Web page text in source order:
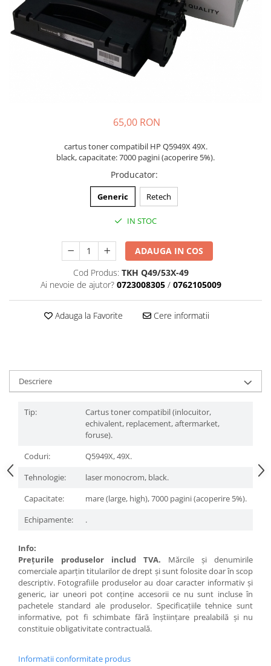
65,00 RON
cartus toner compatibil HP Q5949X 49X.
black, capacitate: 7000 pagini (acoperire 5%).
Producator:
Generic Retech
IN STOC
ADAUGA IN COS
Cod Produs: TKH Q49/53X-49
Ai nevoie de ajutor? 0723008305 / 0762105009
Adauga la Favorite Cere informatii
Descriere
Tip:
Cartus toner compatibil (inlocuitor,
echivalent, replacement, aftermarket,
foruse).
Coduri:
Q5949X, 49X.
Tehnologie:
laser monocrom, black.
Capacitate:
mare (large, high), 7000 pagini (acoperire 5%).
Echipamente:
.
Info:
Preţurile produselor includ TVA. Mărcile şi denumirile
comerciale aparţin titularilor de drept şi sunt folosite doar în scop
descriptiv. Fotografiile produselor au doar caracter informativ şi
generic, iar uneori pot conţine accesorii ce nu sunt incluse în
pachetele standard ale produselor. Specificaţiile tehnice sunt
informative, pot fi schimbate fără înştiinţare prealabilă şi nu
constituie obligativitate contractuală.
Informatii conformitate produs